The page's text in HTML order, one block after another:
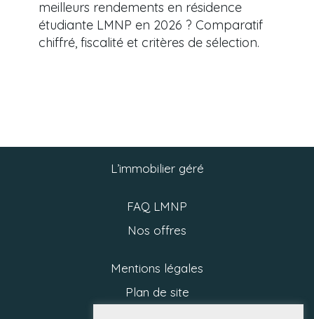
meilleurs rendements en résidence
étudiante LMNP en 2026 ? Comparatif
chiffré, fiscalité et critères de sélection.
L’immobilier géré
FAQ LMNP
Nos offres
Mentions légales
Plan de site